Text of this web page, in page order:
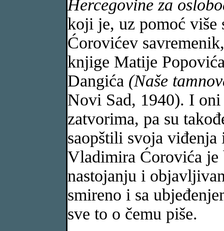
Hercegovine za
koji je, uz pomoć više
Ćorovićev
knjige Matije
Dangića (Naše
Novi Sad, 1940). I
zatvorima, pa su
saopštili svoja
Vladimira Ćorovića je
nastojanju i
smireno i sa
sve to o čemu piše.